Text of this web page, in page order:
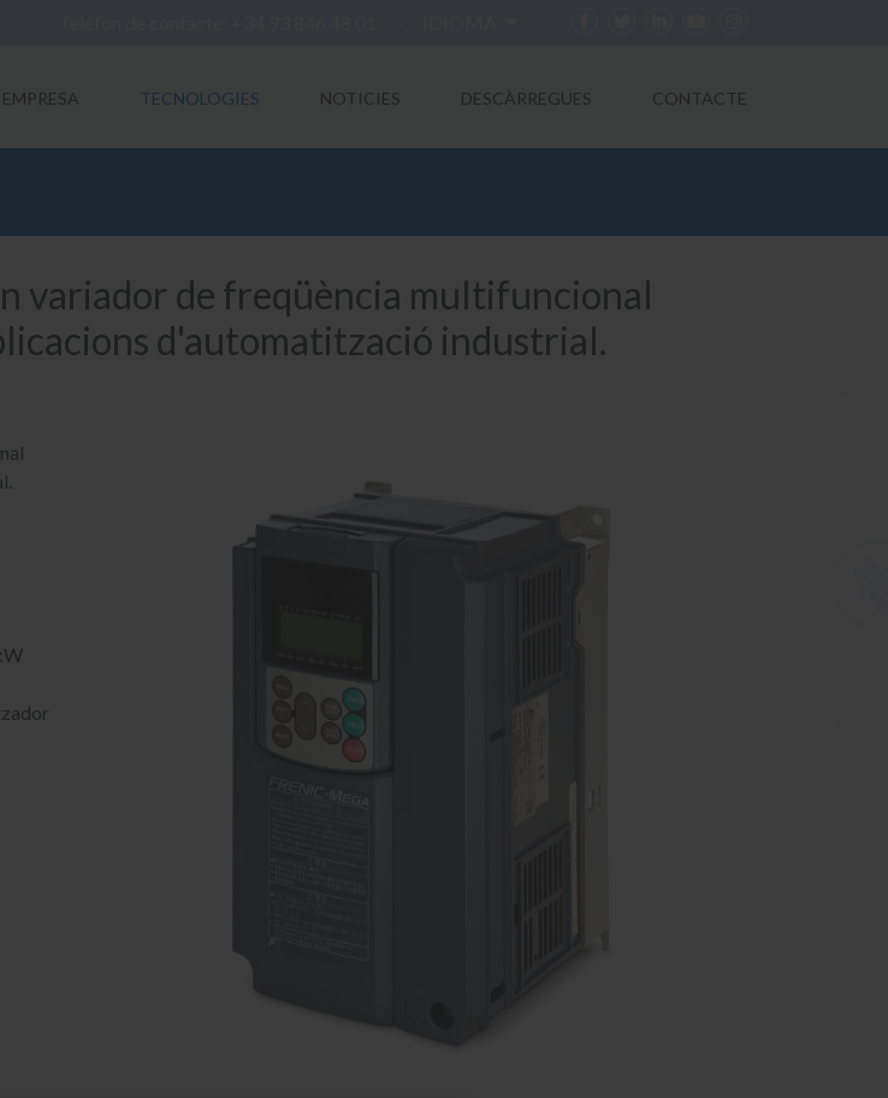
EMPRESA TECNOLOGIES NOTICIES DESCÀRREGUES CONTACTE
variador de freqüència multifuncional
d'automatització industrial.